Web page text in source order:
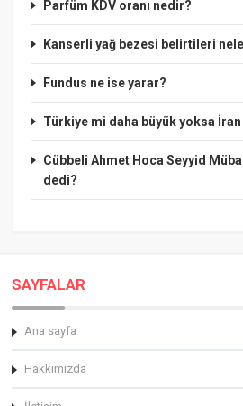
Parfüm KDV oranı nedir?
Kanserli yağ bezesi belirtileri
Fundus ne ise yarar?
Türkiye mi daha büyük yoksa İran
Cübbeli Ahmet Hoca Seyyid
dedi?
SAYFALAR
Ana sayfa
Hakkimizda